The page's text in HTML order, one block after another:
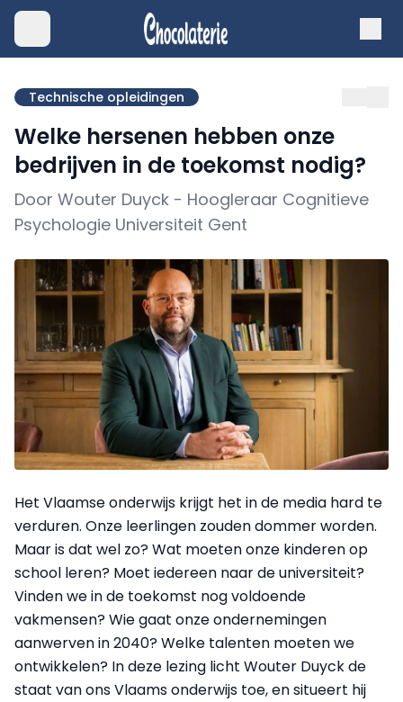
Technische opleidingen
Welke hersenen hebben onze
bedrijven in de toekomst nodig?
Door Wouter Duyck - Hoogleraar Cognitieve
Psychologie Universiteit Gent
Het Vlaamse onderwijs krijgt het in de media hard te
verduren. Onze leerlingen zouden dommer worden.
Maar is dat wel zo? Wat moeten onze kinderen op
school leren? Moet iedereen naar de universiteit?
Vinden we in de toekomst nog voldoende
vakmensen? Wie gaat onze ondernemingen
aanwerven in 2040? Welke talenten moeten we
ontwikkelen? In deze lezing licht Wouter Duyck de
staat van ons Vlaams onderwijs toe, en situeert hij